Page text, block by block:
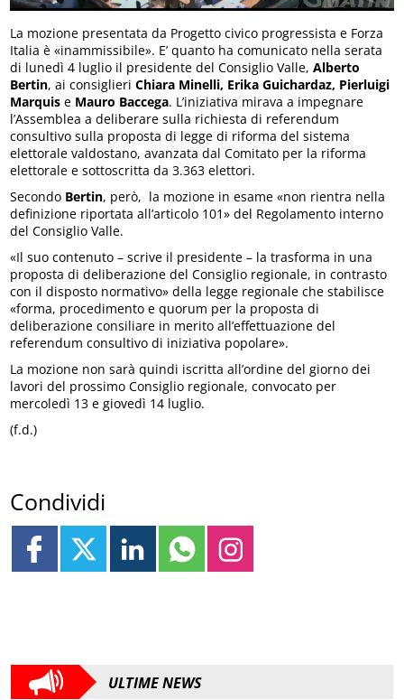
La mozione presentata da Progetto civico progressista e Forza
Italia è «inammissibile». E’ quanto ha comunicato nella serata
di lunedì 4 luglio il presidente del Consiglio Valle,Alberto
Bertin, ai consiglieriChiara Minelli, Erika Guichardaz, Pierluigi
Marquis e Mauro Baccega. L’iniziativa mirava a impegnare
l’Assemblea a deliberare sulla richiesta di referendum
consultivo sulla proposta di legge di riforma del sistema
elettorale valdostano, avanzata dal Comitato per la riforma
elettorale e sottoscritta da 3.363 elettori.
Secondo Bertin, però, la mozione in esame «non rientra nella
definizione riportata all’articolo 101» del Regolamento interno
del Consiglio Valle.
«Il suo contenuto – scrive il presidente – la trasforma in una
proposta di deliberazione del Consiglio regionale, in contrasto
con il disposto normativo» della legge regionale che stabilisce
«forma, procedimento e quorum per la proposta di
deliberazione consiliare in merito all’effettuazione del
referendum consultivo di iniziativa popolare».
La mozione non sarà quindi iscritta all’ordine del giorno dei
lavori del prossimo Consiglio regionale, convocato per
mercoledì 13 e giovedì 14 luglio.
(f.d.)
Condividi
ULTIME NEWS